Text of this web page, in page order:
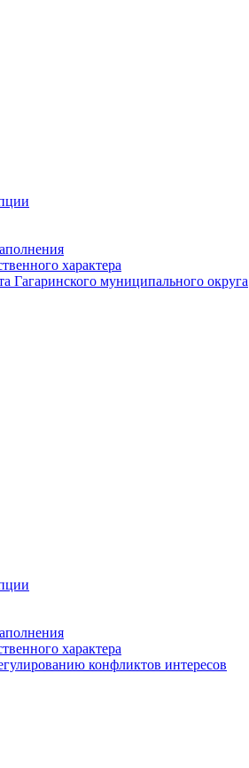
характера
Гагаринского муниципального округа
характера
конфликтов интересов